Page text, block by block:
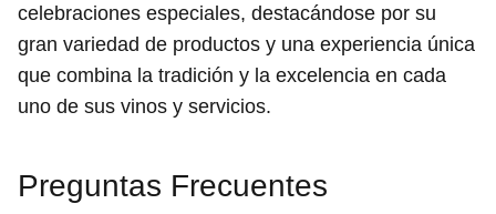
celebraciones especiales, destacándose por su
gran variedad de productos y una experiencia única
que combina la tradición y la excelencia en cada
uno de sus vinos y servicios.
Preguntas Frecuentes